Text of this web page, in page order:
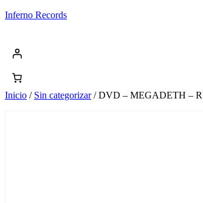
Saltar
Inferno Records
Inicio / Sin categorizar/ DVD – MEGADETH –